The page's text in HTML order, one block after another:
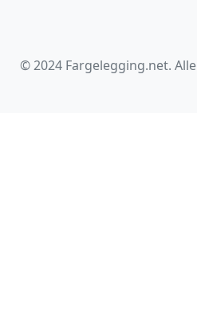
© 2024 Fargelegging.net.